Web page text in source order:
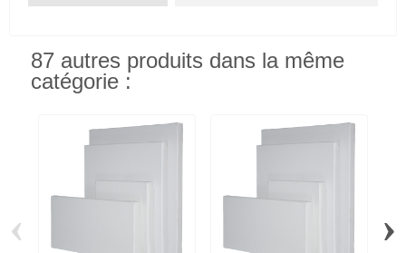
87 autres produits dans la même
catégorie :
‹ ›